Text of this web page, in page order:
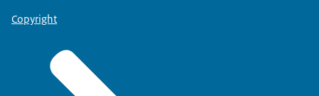
Copyright